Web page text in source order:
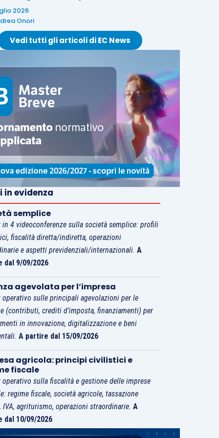
2026
Onori
Vedi tutti gli articoli di EC News
in evidenza
semplice
in 4 videoconferenze sulla società semplice: profili
fiscalità diretta/indiretta, operazioni
e aspetti previdenziali/internazionali.A
dal 9/09/2026
agevolata per l’impresa
operativo sulle principali agevolazioni per le
(contributi, crediti d’imposta, finanziamenti) per
in innovazione, digitalizzazione e beni
A partire dal 15/09/2026
agricola: principi civilistici e
fiscale
operativo sulla fiscalità e gestione delle imprese
regime fiscale, società agricole, tassazione
IVA, agriturismo, operazioni straordinarie.A
dal 10/09/2026